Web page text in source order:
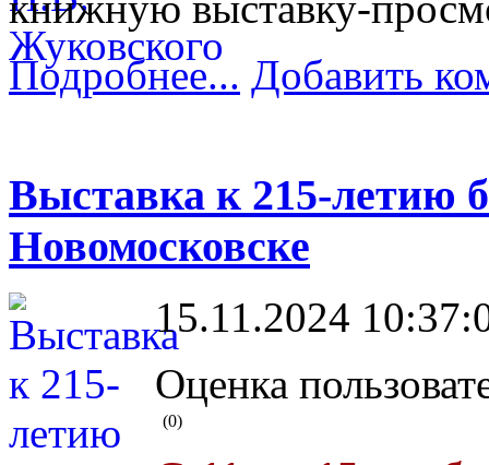
Подробнее... Добавить
Выставка к 215-летию
Новомосковске
15.11.2024
Оценка
(0)